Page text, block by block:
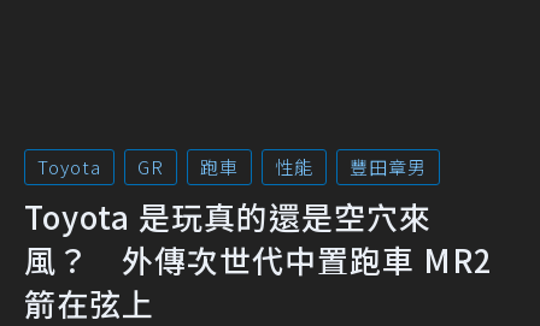
Toyota GR 跑車 性能 豐田章男
Toyota 是玩真的還是空穴來
風？ 外傳次世代中置跑車 MR2
箭在弦上